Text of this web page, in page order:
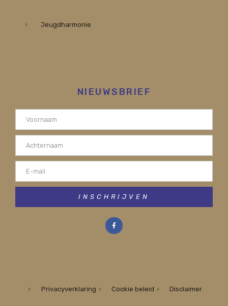
Jeugdharmonie
NIEUWSBRIEF
INSCHRIJVEN
Privacyverklaring Cookie beleid Disclaimer